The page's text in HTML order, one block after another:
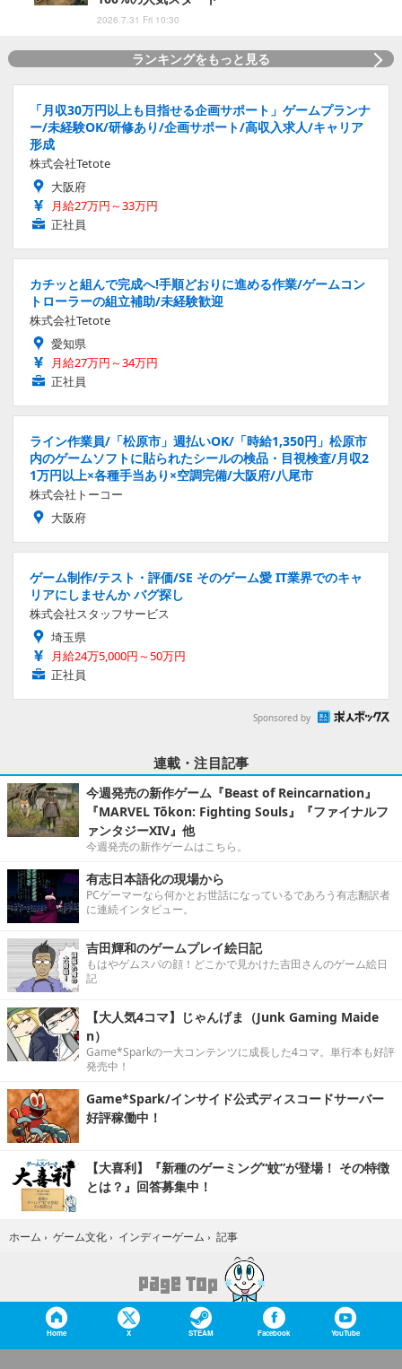
2026.7.31 Fri 10:30
ランキングをもっと見る
「月収30万円以上も目指せる企画サポート」ゲームプランナ
ー/未経験OK/研修あり/企画サポート/高収入求人/キャリア
形成
株式会社Tetote
大阪府
月給27万円～33万円
正社員
カチッと組んで完成へ!手順どおりに進める作業/ゲームコン
トローラーの組立補助/未経験歓迎
株式会社Tetote
愛知県
月給27万円～34万円
正社員
ライン作業員/「松原市」週払いOK/「時給1,350円」松原市
内のゲームソフトに貼られたシールの検品・目視検査/月収2
1万円以上×各種手当あり×空調完備/大阪府/八尾市
株式会社トーコー
大阪府
ゲーム制作/テスト・評価/SE そのゲーム愛 IT業界でのキャ
リアにしませんか バグ探し
株式会社スタッフサービス
埼玉県
月給24万5,000円～50万円
正社員
Sponsored by
連載・注目記事
今週発売の新作ゲーム『Beast of Reincarnation』
『MARVEL Tōkon: Fighting Souls』『ファイナルフ
ァンタジーXIV』他
今週発売の新作ゲームはこちら。
有志日本語化の現場から
PCゲーマーなら何かとお世話になっているであろう有志翻訳者
に連続インタビュー。
吉田輝和のゲームプレイ絵日記
もはやゲムスパの顔！どこかで見かけた吉田さんのゲーム絵日
記
【大人気4コマ】じゃんげま（Junk Gaming Maide
n）
Game*Sparkの一大コンテンツに成長した4コマ。単行本も好評
発売中！
Game*Spark/インサイド公式ディスコードサーバー
好評稼働中！
【大喜利】『新種のゲーミング“蚊”が登場！ その特徴
とは？』回答募集中！
ホーム › ゲーム文化 › インディーゲーム › 記事
Home X STEAM Facebook YouTube